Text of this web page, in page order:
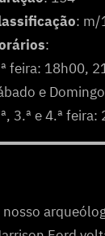
: m/
:
feira: 18h00,
e
3.ª e 4.ª feira:
nosso